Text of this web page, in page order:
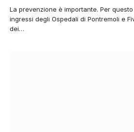
La prevenzione è importante. Per
ingressi degli Ospedali di Pontremoli e
dei…